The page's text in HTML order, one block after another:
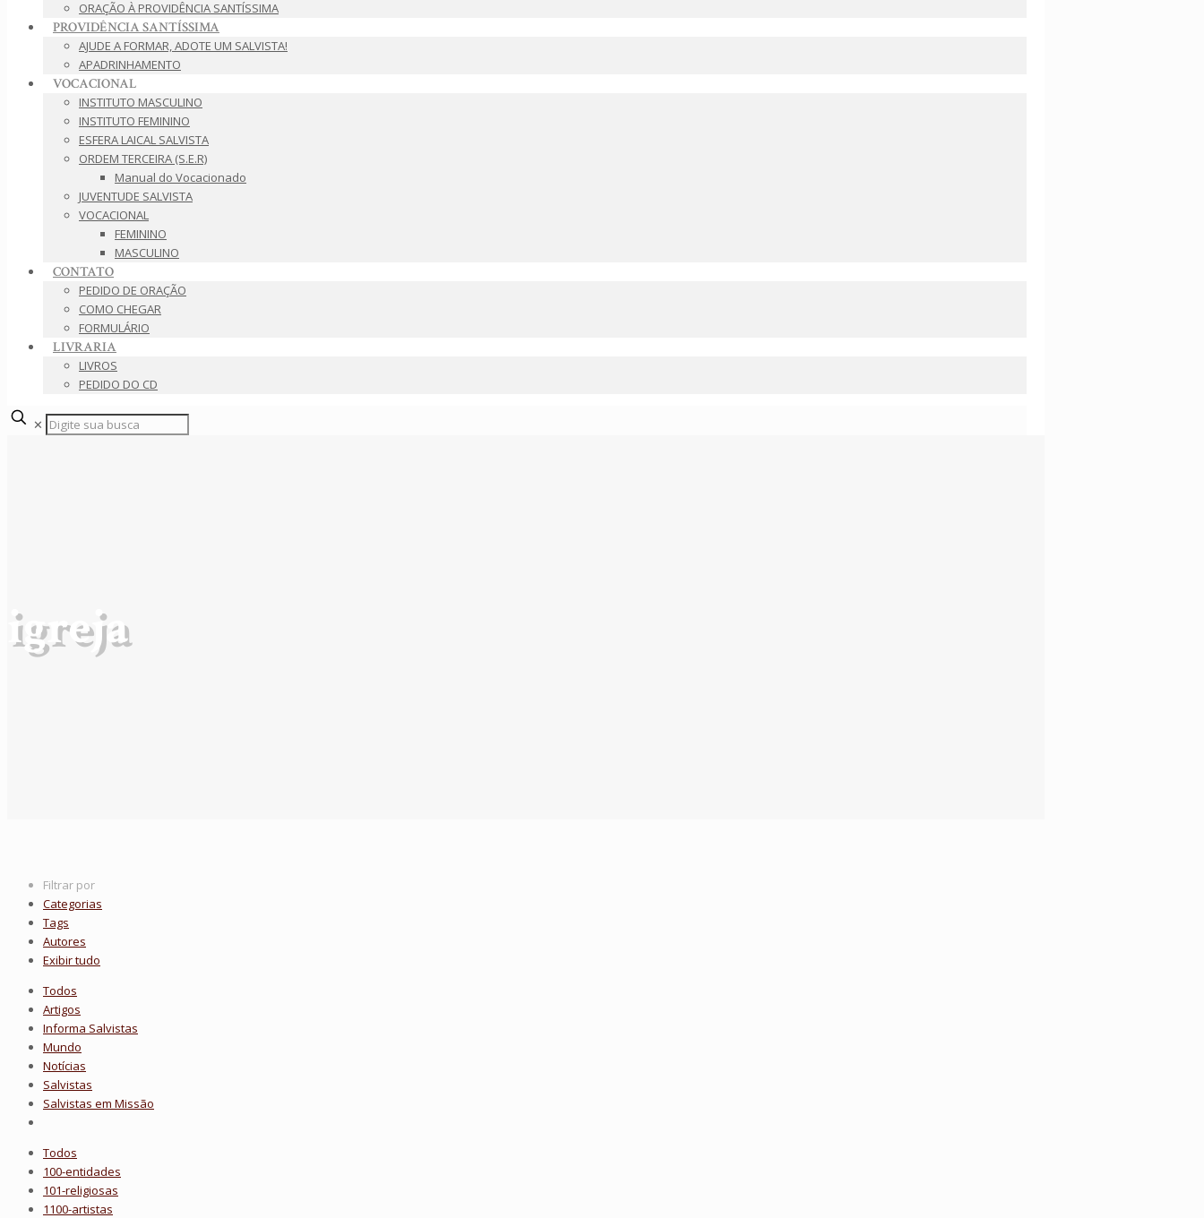
ORAÇÃO À PROVIDÊNCIA SANTÍSSIMA
PROVIDÊNCIA SANTÍSSIMA
AJUDE A FORMAR, ADOTE UM SALVISTA!
APADRINHAMENTO
VOCACIONAL
INSTITUTO MASCULINO
INSTITUTO FEMININO
ESFERA LAICAL SALVISTA
ORDEM TERCEIRA (S.E.R)
Manual do Vocacionado
JUVENTUDE SALVISTA
VOCACIONAL
FEMININO
MASCULINO
CONTATO
PEDIDO DE ORAÇÃO
COMO CHEGAR
FORMULÁRIO
LIVRARIA
LIVROS
PEDIDO DO CD
✕
igreja
Filtrar por
Categorias
Tags
Autores
Exibir tudo
Todos
Artigos
Informa Salvistas
Mundo
Notícias
Salvistas
Salvistas em Missão
Todos
100-entidades
101-religiosas
1100-artistas